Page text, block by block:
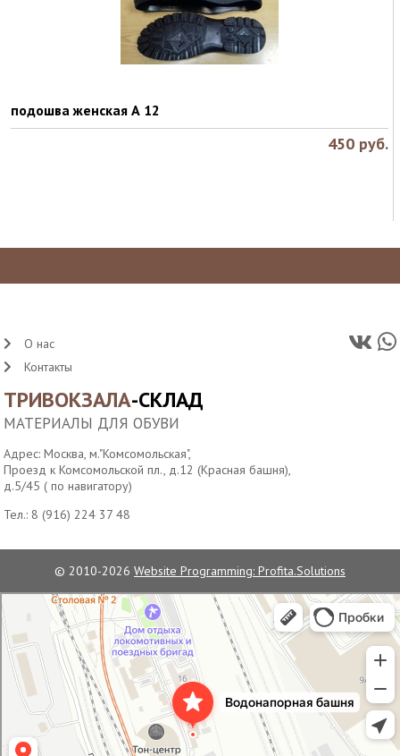
подошва женская А 12
450 руб.
ТРИВОКЗАЛА-СКЛАД
МАТЕРИАЛЫ ДЛЯ ОБУВИ
Адрес: Москва, м."Комсомольская",
Проезд к Комсомольской пл., д.12 (Красная башня),
д.5/45 ( по навигатору)
Тел.: 8 (916) 224 37 48
О нас
Контакты
© 2010-2026 Website Programming: Profita.Solutions
Водонапорная башня станции Москва-Пассажирская
Достопримечательность в Москве